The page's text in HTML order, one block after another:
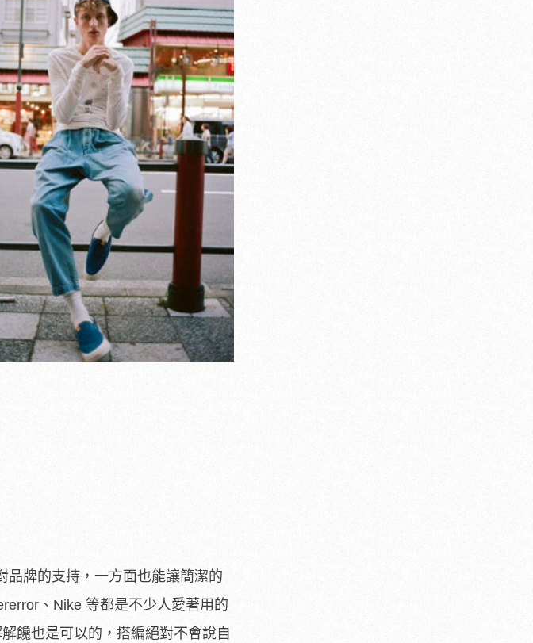
品牌的支持，一方面也能讓簡潔的
、Nike 等都是不少人愛著用的
饞也是可以的，搭編絕對不會說自